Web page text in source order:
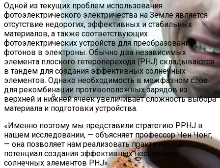
На Урале Изобрели Аппарат Для
Лечения Депрессии
Одной из текущих проблем использования
фотоэлектрического электричества на Земле является
отсутствие недорогих, эффективных и стабильных
материалов, а также соответствующих
фотоэлектрических устройств для преобразования
фотонов в электроны. Обычно два независимых
элемента плоского гетероперехода (PHJ) складываются
в тандем для создания эффективных солнечных
элементов. Однако необходимость в межфазном слое
для рекомбинации противоположных зарядов из
верхней и нижней ячеек увеличивает сложность выбора
материала и подготовки устройства.
«Именно поэтому мы представили стратегию PPHJ в
нашем исследовании, — объясняет профессор Чен Чонг,
— она позволяет нам реализовать практический
потенциал создания эффективных нескольких
солнечных элементов PHJ».